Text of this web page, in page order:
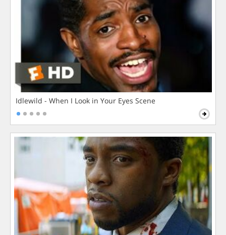
Idlewild - When I Look in Your Eyes Scene